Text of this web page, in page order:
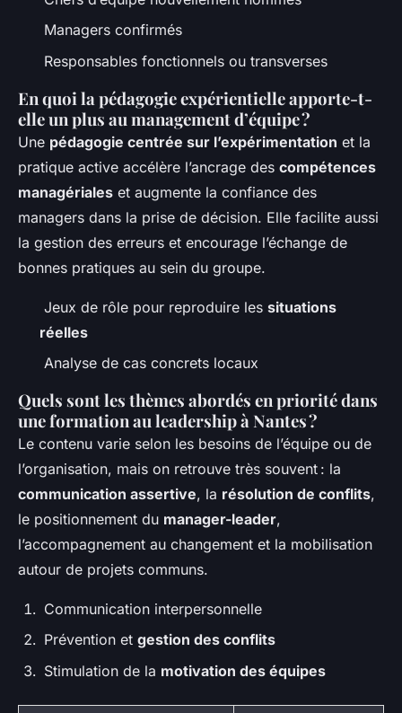
Managers confirmés
Responsables fonctionnels ou transverses
En quoi la pédagogie expérientielle apporte-t-
elle un plus au management d’équipe ?
Une pédagogie centrée sur l’expérimentation et la
pratique active accélère l’ancrage des compétences
managériales et augmente la confiance des
managers dans la prise de décision. Elle facilite aussi
la gestion des erreurs et encourage l’échange de
bonnes pratiques au sein du groupe.
Jeux de rôle pour reproduire les situations
réelles
Analyse de cas concrets locaux
Quels sont les thèmes abordés en priorité dans
une formation au leadership à Nantes ?
Le contenu varie selon les besoins de l’équipe ou de
l’organisation, mais on retrouve très souvent : la
communication assertive, la résolution de conflits,
le positionnement du manager-leader,
l’accompagnement au changement et la mobilisation
autour de projets communs.
Communication interpersonnelle
Prévention et gestion des conflits
Stimulation de la motivation des équipes